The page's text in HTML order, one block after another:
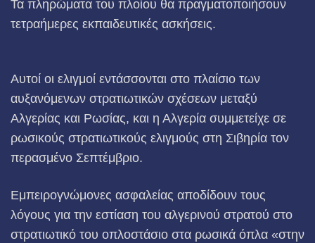
Τα πληρώματα του πλοίου θα πραγματοποιήσουν
τετραήμερες εκπαιδευτικές ασκήσεις.
Αυτοί οι ελιγμοί εντάσσονται στο πλαίσιο των
αυξανόμενων στρατιωτικών σχέσεων μεταξύ
Αλγερίας και Ρωσίας, και η Αλγερία συμμετείχε σε
ρωσικούς στρατιωτικούς ελιγμούς στη Σιβηρία τον
περασμένο Σεπτέμβριο.
Εμπειρογνώμονες ασφαλείας αποδίδουν τους
λόγους για την εστίαση του αλγερινού στρατού στο
στρατιωτικό του οπλοστάσιο στα ρωσικά όπλα «στην